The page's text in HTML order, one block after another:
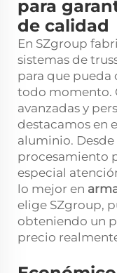
para
de calidad
En SZgroup
sistemas de
para que pueda
todo momento.
avanzadas y
destacamos en
aluminio.
procesamiento
especial
lo mejor en
elige SZgroup,
obteniendo un
precio